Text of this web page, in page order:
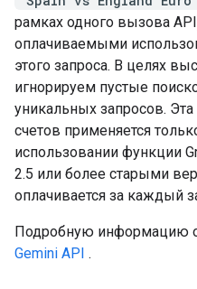
рамках одного вызова
оплачиваемыми
этого запроса. В целях
игнорируем пустые
уникальных запросов.
счетов применяется
использовании функции
2.5 или более старыми
оплачивается за каждый
Подробную информацию
Gemini API .